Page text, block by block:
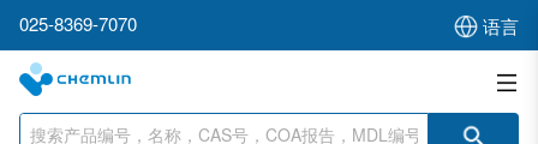
025-8369-7070 语言